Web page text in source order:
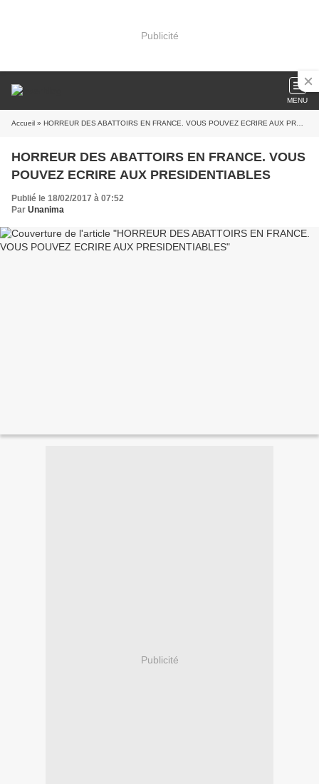
Publicité
MENU
Accueil » HORREUR DES ABATTOIRS EN FRANCE. VOUS POUVEZ ECRIRE AUX PRESIDENTIABLES
HORREUR DES ABATTOIRS EN FRANCE. VOUS
POUVEZ ECRIRE AUX PRESIDENTIABLES
Publié le 18/02/2017 à 07:52
Par Unanima
Publicité